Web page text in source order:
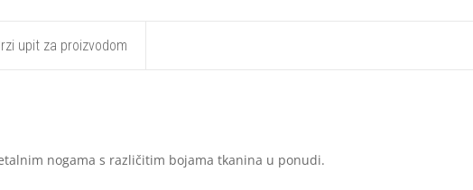
upit za proizvodom
nogama s različitim bojama tkanina u ponudi.